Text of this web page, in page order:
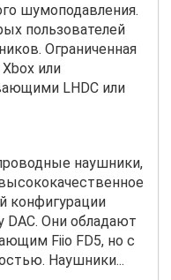
шумоподавления.
пользователей
Ограниченная
или
LHDC или
наушники,
конфигурации
DAC. Они обладают
Fiio FD5, но с
Наушники...